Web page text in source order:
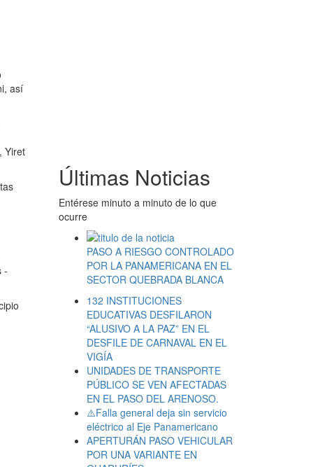
así
Yiret
-
Últimas Noticias
Entérese minuto a minuto de lo que
ocurre
PASO A RIESGO CONTROLADO
POR LA PANAMERICANA EN EL
SECTOR QUEBRADA BLANCA
132 INSTITUCIONES
EDUCATIVAS DESFILARON
“ALUSIVO A LA PAZ” EN EL
DESFILE DE CARNAVAL EN EL
VIGÍA
UNIDADES DE TRANSPORTE
PÚBLICO SE VEN AFECTADAS
EN EL PASO DEL ARENOSO.
⚠️Falla general deja sin servicio
eléctrico al Eje Panamericano
APERTURÁN PASO VEHICULAR
POR UNA VARIANTE EN